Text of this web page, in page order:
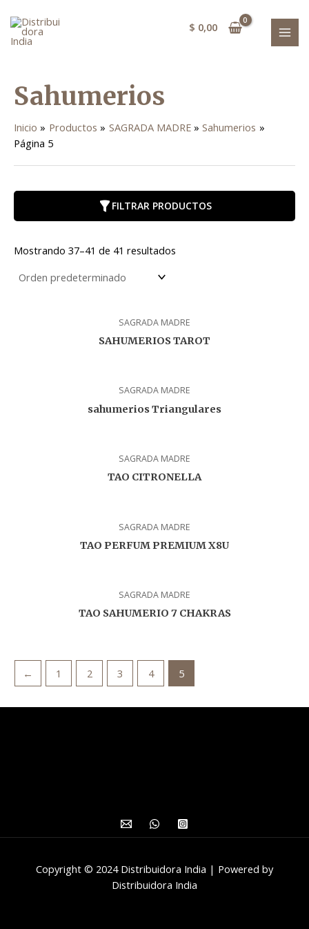
contenido
$ 0,00
Sahumerios
Inicio Productos SAGRADA MADRE
Sahumerios
Página 5
FILTRAR PRODUCTOS
Mostrando 37–41 de 41 resultados
SAGRADA MADRE
SAHUMERIOS TAROT
SAGRADA MADRE
sahumerios Triangulares
SAGRADA MADRE
TAO CITRONELLA
SAGRADA MADRE
TAO PERFUM PREMIUM X8U
SAGRADA MADRE
TAO SAHUMERIO 7 CHAKRAS
← 1 2 3 4 5
Copyright © 2024 Distribuidora India | Powered by
Distribuidora India